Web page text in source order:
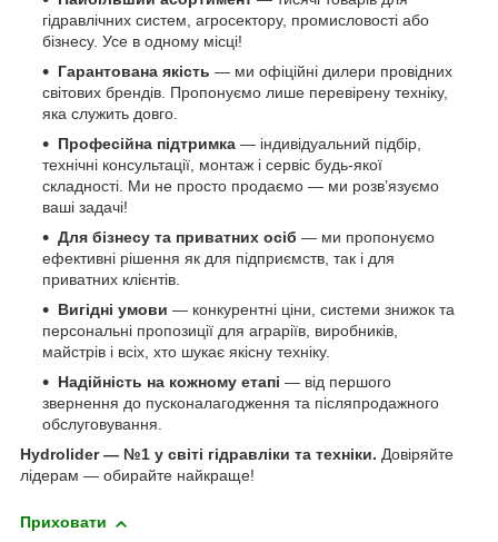
гідравлічних систем, агросектору, промисловості або
бізнесу. Усе в одному місці!
Гарантована якість — ми офіційні дилери провідних
світових брендів. Пропонуємо лише перевірену техніку,
яка служить довго.
Професійна підтримка — індивідуальний підбір,
технічні консультації, монтаж і сервіс будь-якої
складності. Ми не просто продаємо — ми розв’язуємо
ваші задачі!
Для бізнесу та приватних осіб — ми пропонуємо
ефективні рішення як для підприємств, так і для
приватних клієнтів.
Вигідні умови — конкурентні ціни, системи знижок та
персональні пропозиції для аграріїв, виробників,
майстрів і всіх, хто шукає якісну техніку.
Надійність на кожному етапі — від першого
звернення до пусконалагодження та післяпродажного
обслуговування.
Hydrolider — №1 у світі гідравліки та техніки. Довіряйте
лідерам — обирайте найкраще!
Приховати